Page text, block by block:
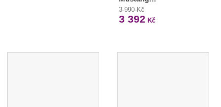
3 990 Kč
3 392 Kč